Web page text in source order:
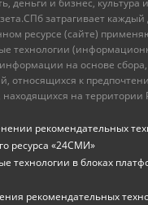
затрагивает каждый
ресурсе (сайте)
технологии
на основе
относящихся к
находящихся на территории
рекомендательных
ресурса «24СМИ»
технологии в блоках
рекомендательных